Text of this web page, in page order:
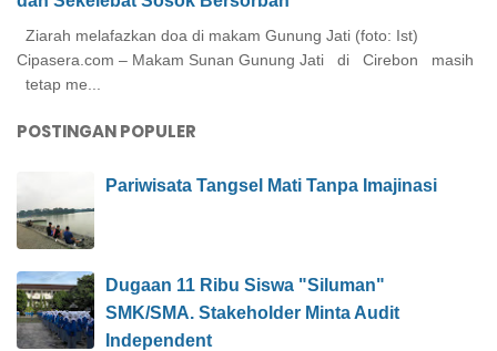
Ziarah melafazkan doa di makam Gunung Jati (foto: Ist)
Cipasera.com – Makam Sunan Gunung Jati di Cirebon masih
tetap me...
POSTINGAN POPULER
Pariwisata Tangsel Mati Tanpa Imajinasi
Dugaan 11 Ribu Siswa "Siluman"
SMK/SMA. Stakeholder Minta Audit
Independent